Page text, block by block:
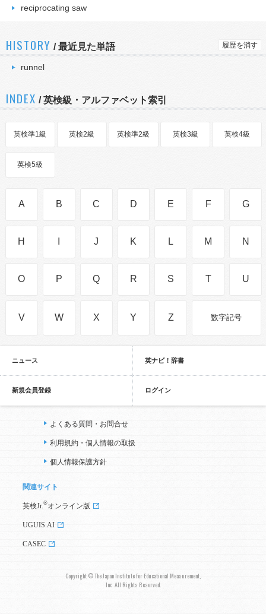
reciprocating saw
HISTORY /最近見た単語 履歴を消す
runnel
INDEX / 英検級・アルファベット索引
英検準1級 英検2級 英検準2級 英検3級 英検4級
英検5級
A B C D E F G
H J K L M N
O P Q R S T U
V W X Y Z 数字記号
ニュース 英ナビ！辞書
新規会員登録 ログイン
よくある質問・お問合せ
利用規約・個人情報の取扱
個人情報保護方針
関連サイト
英検Jr. ®オンライン版
UGUIS.AI
CASEC
Copyright © The Japan Institute for Educational Measurement,
Inc. All Rights Reserved.